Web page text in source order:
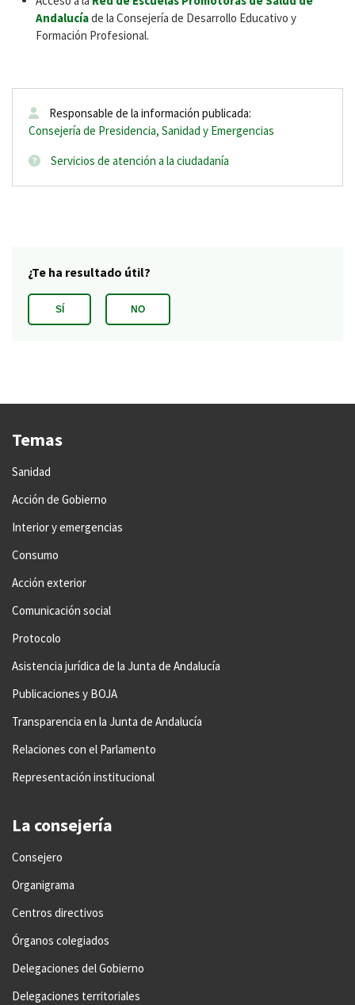
Andalucíade la Consejería de Desarrollo Educativo y
Formación Profesional.
Responsable de la información publicada:
Consejería de Presidencia, Sanidad y Emergencias
Servicios de atención a la ciudadanía
Temas
Sanidad
Acción de Gobierno
Interior y emergencias
Consumo
Acción exterior
Comunicación social
Protocolo
Asistencia jurídica de la Junta de Andalucía
Publicaciones y BOJA
Transparencia en la Junta de Andalucía
Relaciones con el Parlamento
Representación institucional
La consejería
Consejero
Organigrama
Centros directivos
Órganos colegiados
Delegaciones del Gobierno
Delegaciones territoriales